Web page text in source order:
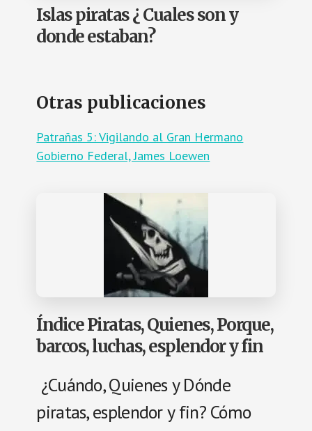
Islas piratas ¿ Cuales son y
donde estaban?
Otras publicaciones
Patrañas 5: Vigilando al Gran Hermano
Gobierno Federal, James Loewen
Índice Piratas, Quienes, Porque,
barcos, luchas, esplendor y fin
¿Cuándo, Quienes y Dónde
piratas, esplendor y fin? Cómo